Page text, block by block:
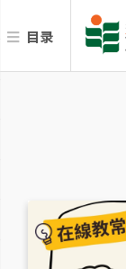
目录